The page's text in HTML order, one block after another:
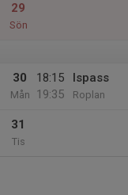
29
Sön
30
Mån
18:15
19:35
Ispass
Roplan
31
Tis